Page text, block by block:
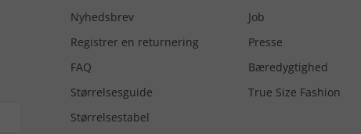
Nyhedsbrev
Registrer en returnering
FAQ
Størrelsesguide
Størrelsestabel
Job
Presse
Bæredygtighed
True Size Fashion